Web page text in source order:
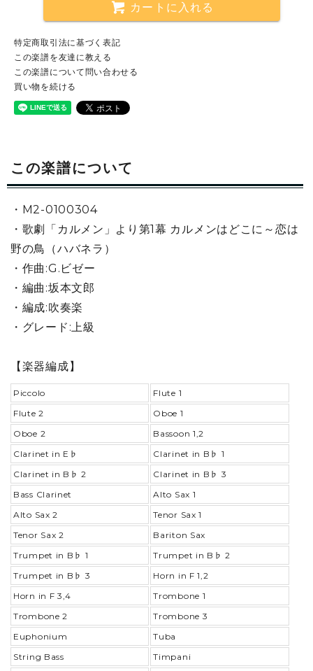
カートに入れる
特定商取引法に基づく表記
この楽譜を友達に教える
この楽譜について問い合わせる
買い物を続ける
この楽譜について
・M2-0100304
・歌劇「カルメン」より第1幕 カルメンはどこに～恋は
野の鳥（ハバネラ）
・作曲:G.ビゼー
・編曲:坂本文郎
・編成:吹奏楽
・グレード:上級
【楽器編成】
Piccolo
Flute 1
Flute 2
Oboe 1
Oboe 2
Bassoon 1,2
Clarinet in E♭
Clarinet in B♭ 1
Clarinet in B♭ 2
Clarinet in B♭ 3
Bass Clarinet
Alto Sax 1
Alto Sax 2
Tenor Sax 1
Tenor Sax 2
Bariton Sax
Trumpet in B♭ 1
Trumpet in B♭ 2
Trumpet in B♭ 3
Horn in F 1,2
Horn in F 3,4
Trombone 1
Trombone 2
Trombone 3
Euphonium
Tuba
String Bass
Timpani